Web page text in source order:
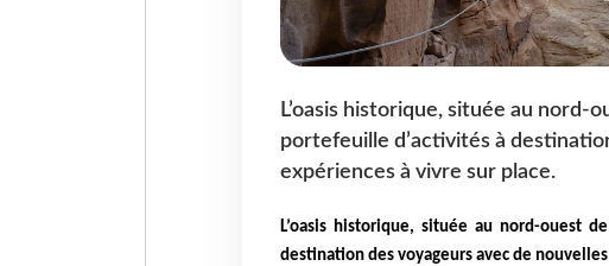
L’oasis historique, située au nord-
portefeuille d’activités à
expériences à vivre sur place.
L’oasis historique, située au nord-ouest
destination des voyageurs avec de